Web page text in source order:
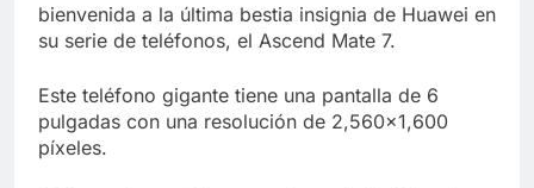
bienvenida a la última bestia insignia de Huawei en
su serie de teléfonos, el Ascend Mate 7.
Este teléfono gigante tiene una pantalla de 6
pulgadas con una resolución de 2,560×1,600
píxeles.